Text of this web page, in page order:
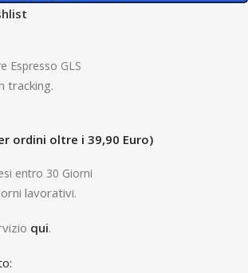
Espresso GLS
tracking.
ordini oltre i 39,90 Euro)
entro 30 Giorni
lavorativi.
qui.